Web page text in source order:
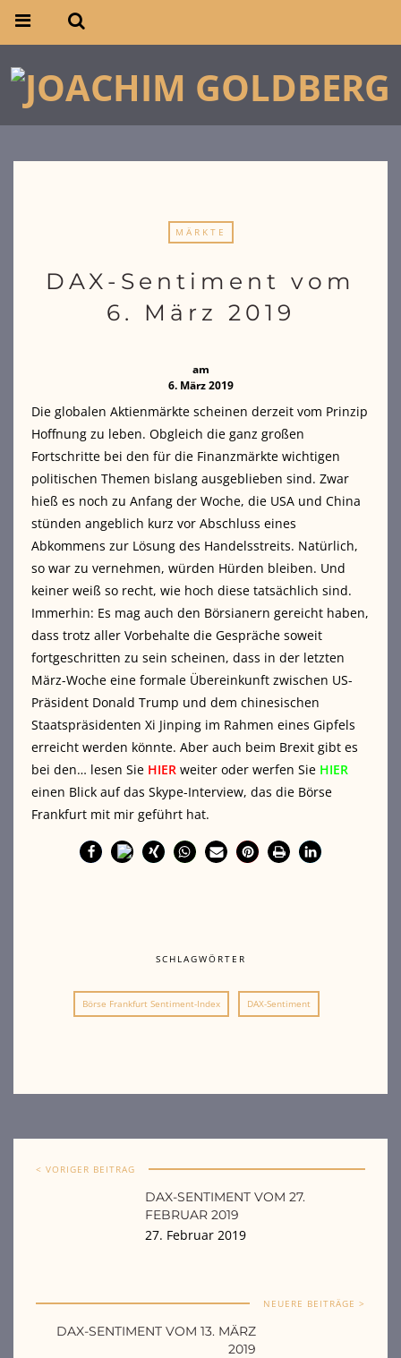
MÄRKTE
DAX-Sentiment vom
6. März 2019
am
6. März 2019
Die globalen Aktienmärkte scheinen derzeit vom Prinzip
Hoffnung zu leben. Obgleich die ganz großen
Fortschritte bei den für die Finanzmärkte wichtigen
politischen Themen bislang ausgeblieben sind. Zwar
hieß es noch zu Anfang der Woche, die USA und China
stünden angeblich kurz vor Abschluss eines
Abkommens zur Lösung des Handelsstreits. Natürlich,
so war zu vernehmen, würden Hürden bleiben. Und
keiner weiß so recht, wie hoch diese tatsächlich sind.
Immerhin: Es mag auch den Börsianern gereicht haben,
dass trotz aller Vorbehalte die Gespräche soweit
fortgeschritten zu sein scheinen, dass in der letzten
März-Woche eine formale Übereinkunft zwischen US-
Präsident Donald Trump und dem chinesischen
Staatspräsidenten Xi Jinping im Rahmen eines Gipfels
erreicht werden könnte. Aber auch beim Brexit gibt es
bei den… lesen Sie HIER weiter oder werfen Sie HIER
einen Blick auf das Skype-Interview, das die Börse
Frankfurt mit mir geführt hat.
SCHLAGWÖRTER
Börse Frankfurt Sentiment-Index DAX-Sentiment
< VORIGER BEITRAG
DAX-SENTIMENT VOM 27.
FEBRUAR 2019
27. Februar 2019
NEUERE BEITRÄGE >
DAX-SENTIMENT VOM 13. MÄRZ
2019